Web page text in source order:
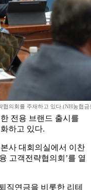
의회를 주재하고 있다.(NH농협금
전용 브랜드 출시를
하고 있다.
사 대회의실에서 이찬
고객전략협의회’를 열
연금을 비롯한 리테